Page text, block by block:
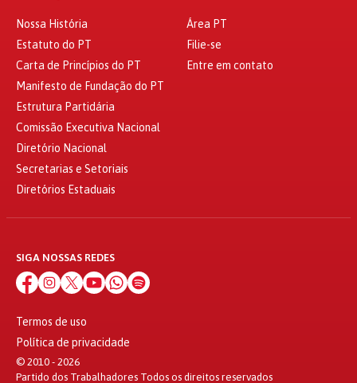
Nossa História
Estatuto do PT
Carta de Princípios do PT
Manifesto de Fundação do PT
Estrutura Partidária
Comissão Executiva Nacional
Diretório Nacional
Secretarias e Setoriais
Diretórios Estaduais
Área PT
Filie-se
Entre em contato
SIGA NOSSAS REDES
Termos de uso
Política de privacidade
© 2010 - 2026
Partido dos Trabalhadores Todos os direitos reservados